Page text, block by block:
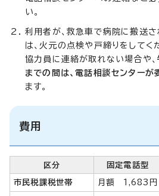
い。
利用者が、救急車で病院に搬送
は、火元の点検や戸締りをしてく
協力員に連絡が取れない場合や、
までの間は、電話相談センター
ます。
費用
区分 固定電話型
市民税課税世帯 月額 1,683円